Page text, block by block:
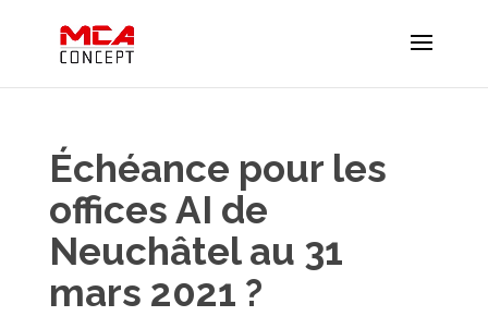
Échéance pour les
offices AI de
Neuchâtel au 31
mars 2021 ?